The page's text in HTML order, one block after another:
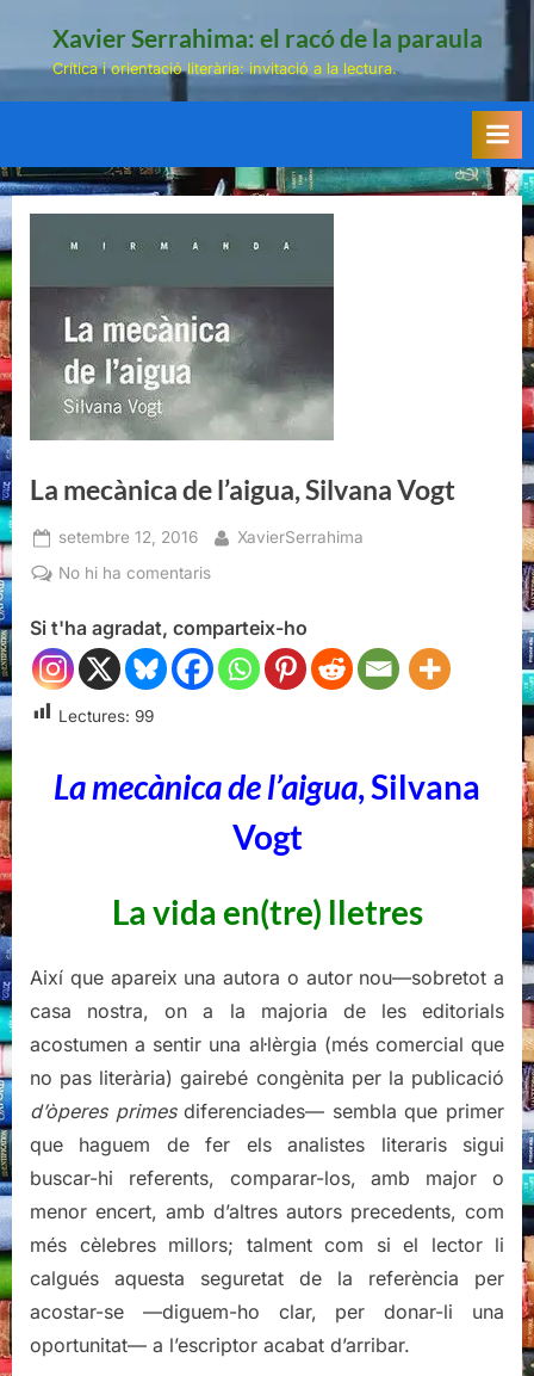
Xavier Serrahima: el racó de la paraula
Crítica i orientació literària: invitació a la lectura.
La mecànica de l’aigua, Silvana Vogt
Posted
on
setembre 12, 2016 By
XavierSerrahima
No hi ha comentarisa
mecànica
de
l’aigua,
Si t'ha agradat, comparteix-ho
Lectures: 99
La mecànica de l’aigua, Silvana
Vogt
La vida en(tre) lletres
Així que apareix una autora o autor nou—sobretot a
casa nostra, on a la majoria de les editorials
acostumen a sentir una al·lèrgia (més comercial que
no pas literària) gairebé congènita per la publicació
d’òperes primesdiferenciades— sembla que primer
que haguem de fer els analistes literaris sigui
buscar-hi referents, comparar-los, amb major o
menor encert, amb d’altres autors precedents, com
més cèlebres millors; talment com si el lector li
calgués aquesta seguretat de la referència per
acostar-se —diguem-ho clar, per donar-li una
oportunitat— a l’escriptor acabat d’arribar.